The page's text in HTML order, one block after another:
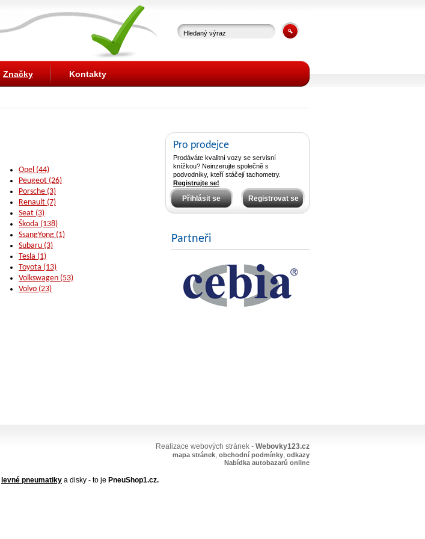
Opel (44)
Peugeot (26)
Porsche (3)
Renault (7)
Seat (3)
Škoda (138)
SsangYong (1)
Subaru (3)
Tesla (1)
Toyota (13)
Volkswagen (53)
Volvo (23)
Pro prodejce
Prodáváte kvalitní vozy se servisní
knížkou? Neinzerujte společně s
podvodníky, kteří stáčejí tachometry.
Registrujte se!
Přihlásit se Registrovat se
Partneři
Značky Kontakty
Realizace webových stránek - Webovky123.cz
mapa stránek, obchodní podmínky, odkazy
Nabídka autobazarů online
levné pneumatiky a disky - to je PneuShop1.cz.